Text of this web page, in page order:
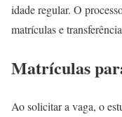
idade regular. O
matrículas e
Matrículas
Ao solicitar a vaga, o